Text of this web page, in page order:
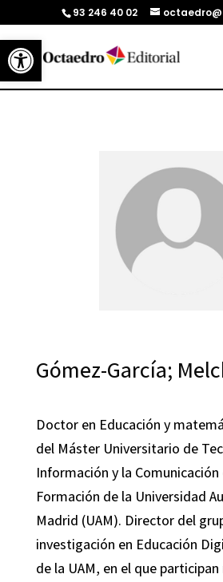
Abrir barra de herramientas
93 246 40 02
Gómez-García;
Doctor en Educación y
del Máster Universitario de
Información y la Comunicación
Formación de la Universidad
Madrid (UAM). Director del
investigación en Educación
de la UAM, en el que